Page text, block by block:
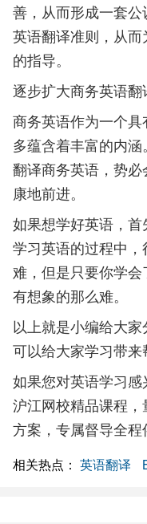
善，从而形成一套
英语翻译准则，从
的指导。
逐步扩大商务英语翻
商务英语作为一个
多蕴含着丰富的内
翻译商务英语，势
康地前进。
如果想学好英语，
学习英语的过程中
难，但是只要你学
有想象的那么难。
以上就是小编给大
可以给大家学习带来
如果您对英语学习
沪江网校精品课程
方案，专属督导全
相关热点： 英语翻译